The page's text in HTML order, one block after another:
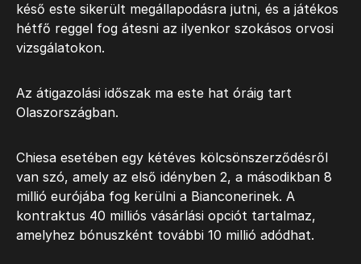
késő este sikerült megállapodásra jutni, és a játékos
hétfő reggel fog átesni az ilyenkor szokásos orvosi
vizsgálatokon.
Az átigazolási időszak ma este hat óráig tart
Olaszországban.
Chiesa esetében egy kétéves kölcsönszerződésről
van szó, amely az első idényben 2, a másodikban 8
millió eurójába fog kerülni a Bianconerinek. A
kontraktus 40 milliós vásárlási opciót tartalmaz,
amelyhez bónuszként további 10 millió adódhat.